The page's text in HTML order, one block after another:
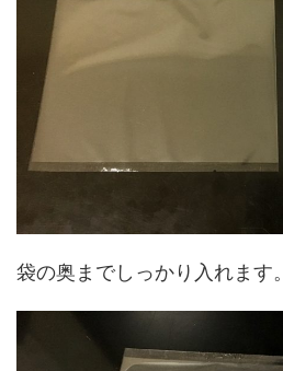
袋の奥までしっかり入れます。